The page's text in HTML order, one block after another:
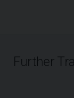
Further